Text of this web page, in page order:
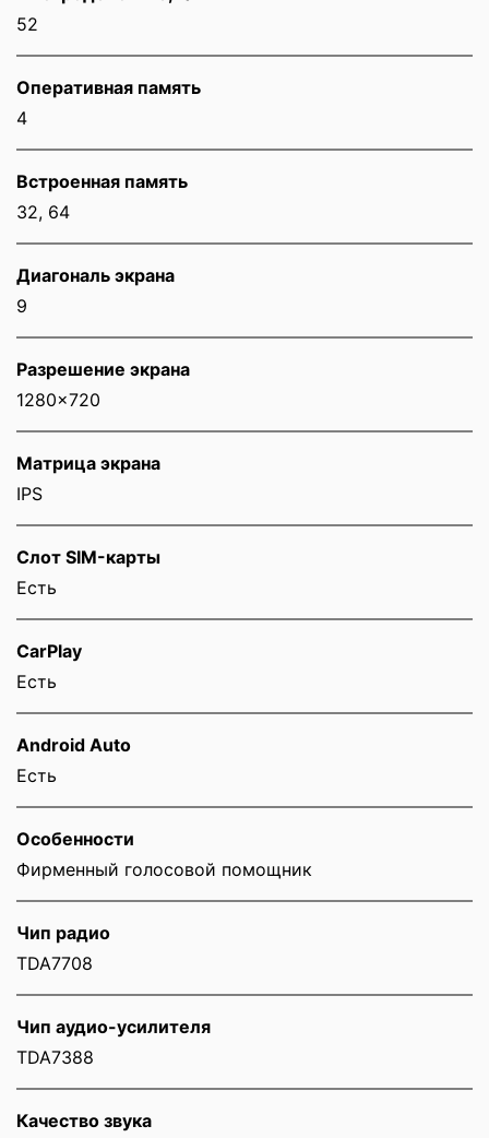
52
Оперативная память
4
Встроенная память
32, 64
Диагональ экрана
9
Разрешение экрана
1280x720
Матрица экрана
IPS
Слот SIM-карты
Eсть
CarPlay
Есть
Android Auto
Есть
Особенности
Фирменный голосовой помощник
Чип радио
TDA7708
Чип аудио-усилителя
TDA7388
Качество звука